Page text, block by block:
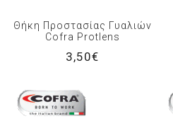
Θήκη Προστασίας Γυαλιών
Cofra Protlens
3,50€